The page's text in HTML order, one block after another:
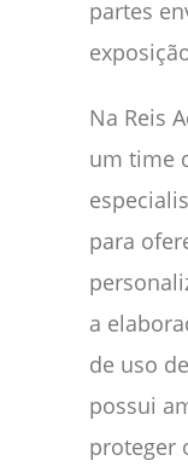
partes
Na Reis
um time
para
a
de uso
possui
proteger